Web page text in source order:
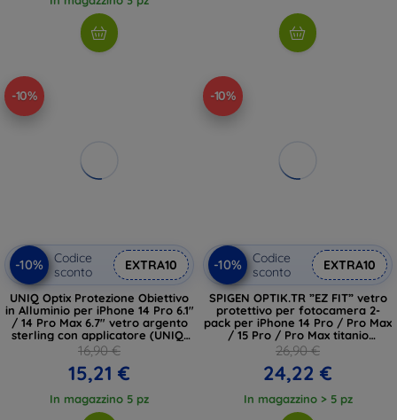
-10%
-10%
Codice
sconto
EXTRA10
UNIQ Optix Protezione Obiettivo
in Alluminio per iPhone 14 Pro 6.1"
/ 14 Pro Max 6.7" vetro argento
sterling con applicatore (UNIQ-
IP6.1P-6.7PM-LENSSIL)
16,90 €
15,21 €
In magazzino 5 pz
-10%
-10%
Codice
sconto
EXTRA10
SPIGEN OPTIK.TR ”EZ FIT” vetro
protettivo per fotocamera 2-
pack per iPhone 14 Pro / Pro Max
/ 15 Pro / Pro Max titanio
naturale (AGL07163)
26,90 €
24,22 €
In magazzino > 5 pz